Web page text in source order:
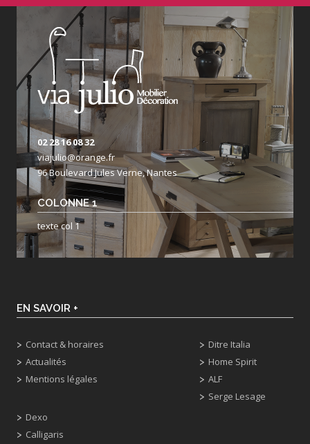
02 28 16 08 32
viajulio@orange.fr
96 Boulevard Jules Verne, Nantes
COLONNE 1
texte col 1
EN SAVOIR +
Contact & horaires
Actualités
Mentions légales
Dexo
Calligaris
Ditre Italia
Home Spirit
ALF
Serge Lesage